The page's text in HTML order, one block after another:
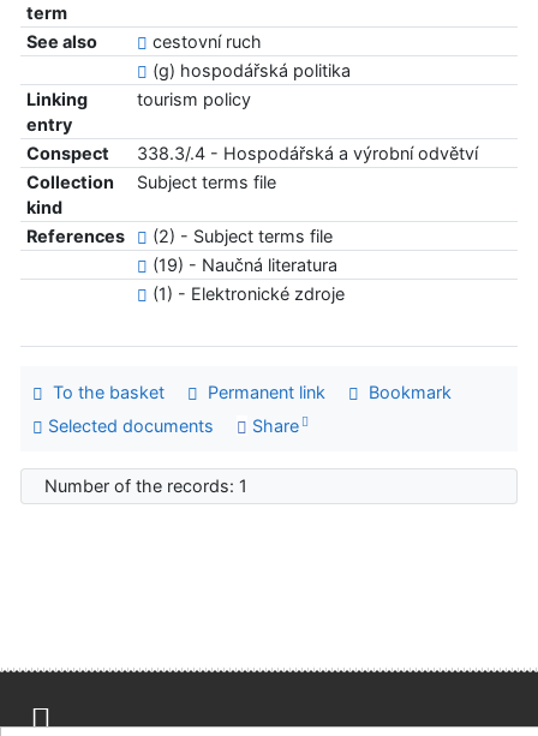
term
See also
cestovní ruch
(g) hospodářská politika
Linking
entry
tourism policy
Conspect
338.3/.4 - Hospodářská a výrobní odvětví
Collection
kind
Subject terms file
References
(2) - Subject terms file
(19) - Naučná literatura
(1) - Elektronické zdroje
To the basket Permanent link
Bookmark
Selected documents
Share
Number of the records: 1